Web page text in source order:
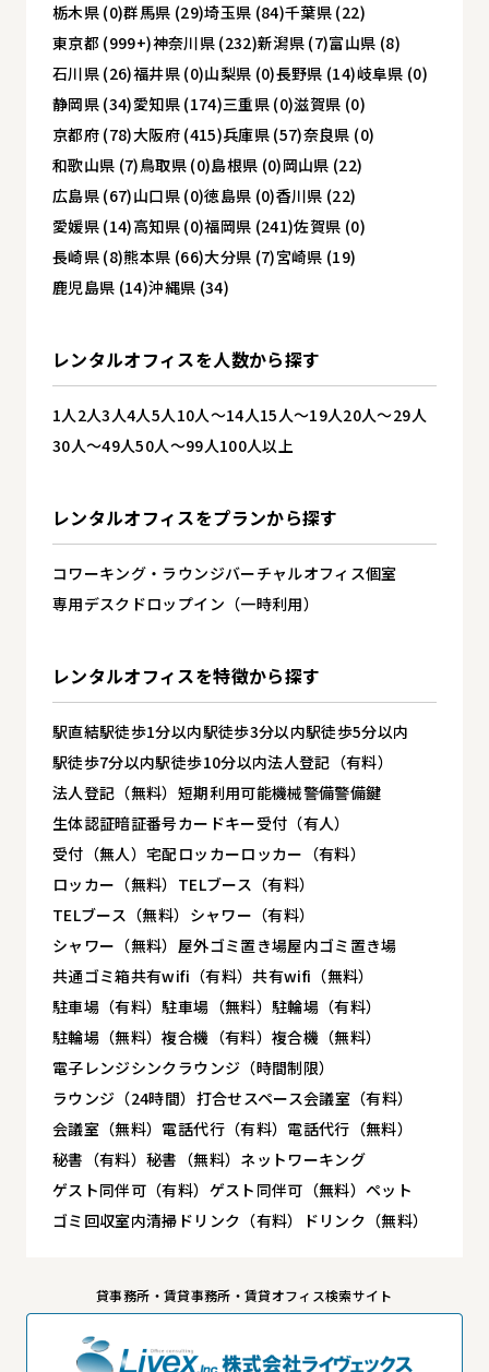
栃木県 (0)群馬県 (29)埼玉県 (84)千葉県 (22)
東京都 (999+)神奈川県 (232)新潟県 (7)富山県 (8)
石川県 (26)福井県 (0)山梨県 (0)長野県 (14)岐阜県 (0)
静岡県 (34)愛知県 (174)三重県 (0)滋賀県 (0)
京都府 (78)大阪府 (415)兵庫県 (57)奈良県 (0)
和歌山県 (7)鳥取県 (0)島根県 (0)岡山県 (22)
広島県 (67)山口県 (0)徳島県 (0)香川県 (22)
愛媛県 (14)高知県 (0)福岡県 (241)佐賀県 (0)
長崎県 (8)熊本県 (66)大分県 (7)宮崎県 (19)
鹿児島県 (14)沖縄県 (34)
レンタルオフィスを人数から探す
1人 2人3人4人5人 10人～14人15人～19人20人～29人
30人～49人50人～99人100人以上
レンタルオフィスをプランから探す
コワーキング・ラウンジバーチャルオフィス個室
専用デスク ドロップイン（一時利用）
レンタルオフィスを特徴から探す
駅直結駅徒歩1分以内駅徒歩3分以内駅徒歩5分以内
駅徒歩7分以内駅徒歩10分以内法人登記（有料）
法人登記（無料） 短期利用可能機械警備警備鍵
生体認証暗証番号カードキー受付（有人）
受付（無人）宅配ロッカーロッカー（有料）
ロッカー（無料） TELブース（有料）
TELブース（無料） シャワー（有料）
シャワー（無料） 屋外ゴミ置き場屋内ゴミ置き場
共通ゴミ箱共有wifi（有料）共有wifi（無料）
駐車場（有料）駐車場（無料） 駐輪場（有料）
駐輪場（無料）複合機（有料） 複合機（無料）
電子レンジシンクラウンジ（時間制限）
ラウンジ（24時間） 打合せスペース会議室（有料）
会議室（無料） 電話代行（有料） 電話代行（無料）
秘書（有料）秘書（無料） ネットワーキング
ゲスト同伴可（有料） ゲスト同伴可（無料）ペット
ゴミ回収室内清掃 ドリンク（有料） ドリンク（無料）
貸事務所・賃貸事務所・賃貸オフィス検索サイト